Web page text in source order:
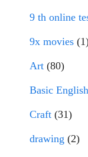
9 th online
9x movies
Art (80)
Basic English
Craft (31)
drawing (2)